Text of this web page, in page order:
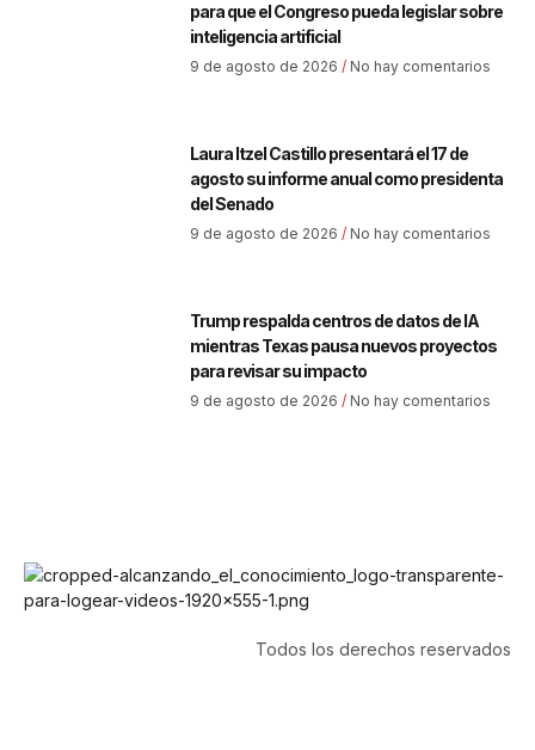
para que el Congreso pueda legislar sobre
inteligencia artificial
9 de agosto de 2026 No hay comentarios
Laura Itzel Castillo presentará el 17 de
agosto su informe anual como presidenta
del Senado
9 de agosto de 2026 No hay comentarios
Trump respalda centros de datos de IA
mientras Texas pausa nuevos proyectos
para revisar su impacto
9 de agosto de 2026 No hay comentarios
Todos los derechos reservados